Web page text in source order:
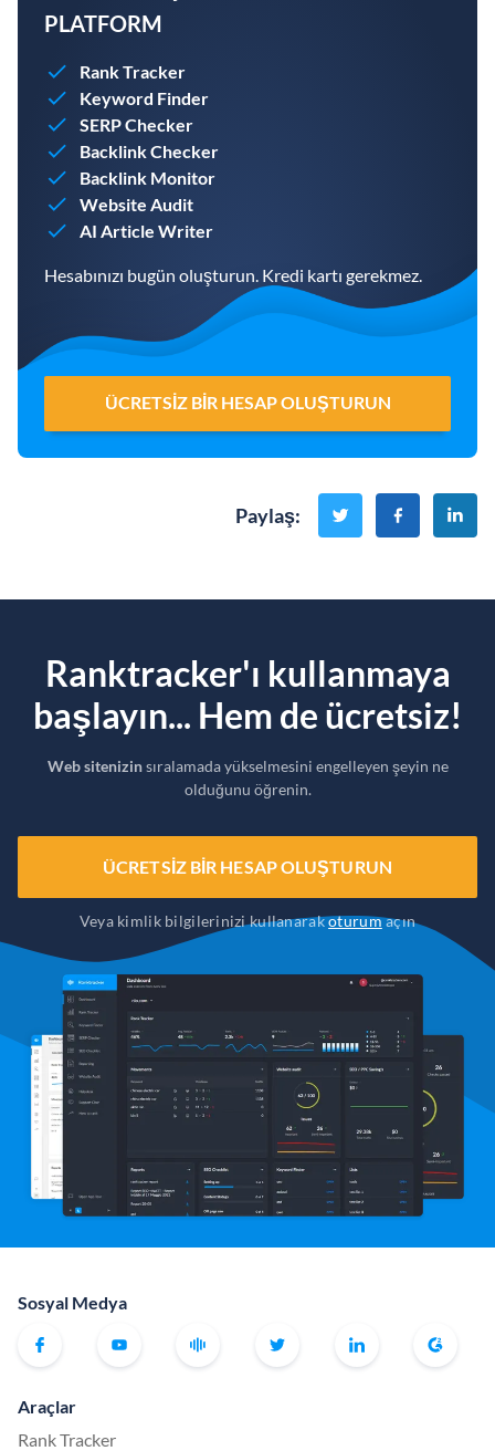
PLATFORM
Rank Tracker
Keyword Finder
SERP Checker
Backlink Checker
Backlink Monitor
Website Audit
AI Article Writer
Hesabınızı bugün oluşturun. Kredi kartı gerekmez.
ÜCRETSIZ BIR HESAP OLUŞTURUN
Paylaş:
Ranktracker'ı kullanmaya
başlayın... Hem de ücretsiz!
Web sitenizinsıralamada yükselmesini engelleyen şeyin ne
olduğunu öğrenin.
ÜCRETSIZ BIR HESAP OLUŞTURUN
Veya kimlik bilgilerinizi kullanarakoturumaçın
Sosyal Medya
Araçlar
Rank Tracker